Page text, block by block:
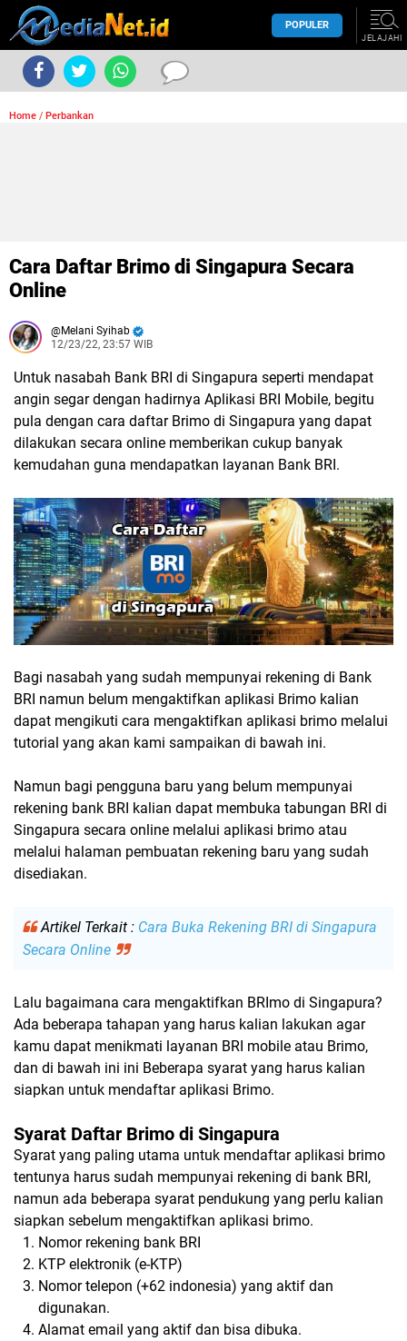
POPULER
JELAJAHI
Home / Perbankan
Cara Daftar Brimo di Singapura Secara
Online
Melani Syihab
12/23/22, 23:57 WIB
Untuk nasabah Bank BRI di Singapura seperti mendapat
angin segar dengan hadirnya Aplikasi BRI Mobile, begitu
pula dengan cara daftar Brimo di Singapura yang dapat
dilakukan secara online memberikan cukup banyak
kemudahan guna mendapatkan layanan Bank BRI.
Bagi nasabah yang sudah mempunyai rekening di Bank
BRI namun belum mengaktifkan aplikasi Brimo kalian
dapat mengikuti cara mengaktifkan aplikasi brimo melalui
tutorial yang akan kami sampaikan di bawah ini.
Namun bagi pengguna baru yang belum mempunyai
rekening bank BRI kalian dapat membuka tabungan BRI di
Singapura secara online melalui aplikasi brimo atau
melalui halaman pembuatan rekening baru yang sudah
disediakan.
Artikel Terkait : Cara Buka Rekening BRI di Singapura
Secara Online
Lalu bagaimana cara mengaktifkan BRImo di Singapura?
Ada beberapa tahapan yang harus kalian lakukan agar
kamu dapat menikmati layanan BRI mobile atau Brimo,
dan di bawah ini ini Beberapa syarat yang harus kalian
siapkan untuk mendaftar aplikasi Brimo.
Syarat Daftar Brimo di Singapura
Syarat yang paling utama untuk mendaftar aplikasi brimo
tentunya harus sudah mempunyai rekening di bank BRI,
namun ada beberapa syarat pendukung yang perlu kalian
siapkan sebelum mengaktifkan aplikasi brimo.
Nomor rekening bank BRI
KTP elektronik (e-KTP)
Nomor telepon (+62 indonesia) yang aktif dan
digunakan.
Alamat email yang aktif dan bisa dibuka.